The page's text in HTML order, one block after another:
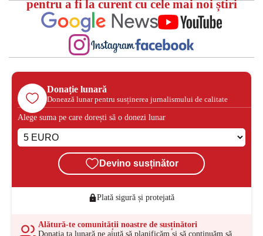
pentru a fi la curent cu cele mai noi știri
Donație lunară
Donează lunar pentru susținerea jurnalismului de calitate
Alege suma pe care dorești să o donezi lunar
Devino susținător
Plată sigură și protejată
Alătură-te comunității noastre de susținători
Donația ta lunară ne ajută să planificăm și să continuăm să